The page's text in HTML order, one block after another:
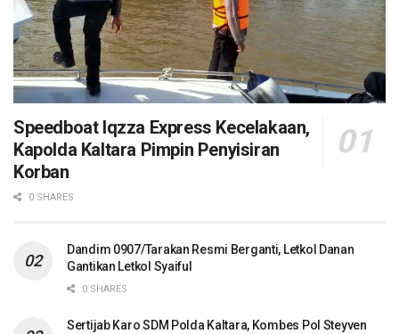
Speedboat Iqzza Express Kecelakaan,
Kapolda Kaltara Pimpin Penyisiran
Korban
0 SHARES
Dandim 0907/Tarakan Resmi Berganti, Letkol Danan
Gantikan Letkol Syaiful
0 SHARES
Sertijab Karo SDM Polda Kaltara, Kombes Pol Steyven